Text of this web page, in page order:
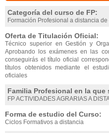
Categoría del curso de FP:
Formación Profesional a distancia
Oferta de Titulación Oficial:
Técnico superior en Gestión y
Aprobando los exámenes en las
conseguirás el título oficial
títulos obtenidos mediante el
oficiales
Familia Profesional en la que
FP ACTIVIDADES AGRARIAS A
Forma de estudio del Curso:
Ciclos Formativos a distancia